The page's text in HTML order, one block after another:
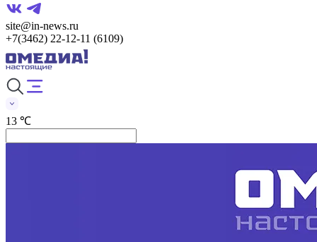
site@in-news.ru
+7(3462) 22-12-11 (6109)
13 ℃